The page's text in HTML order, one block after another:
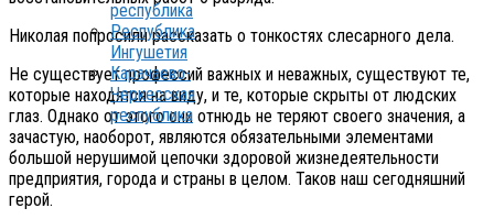
республика
Республика
Ингушетия
Карачаево-
Черкесская
республика
Николая попросили рассказать о тонкостях слесарного дела.
Не существует профессий важных и неважных, существуют те,
которые находятся на виду, и те, которые скрыты от людских
глаз. Однако от этого они отнюдь не теряют своего значения, а
зачастую, наоборот, являются обязательными элементами
большой нерушимой цепочки здоровой жизнедеятельности
предприятия, города и страны в целом. Таков наш сегодняшний
герой.